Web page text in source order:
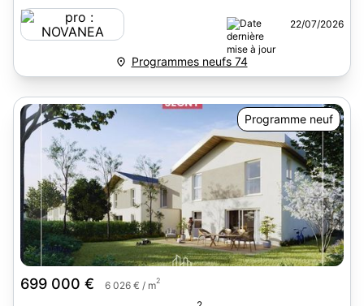
22/07/2026
Programmes neufs 74
Programme neuf
699 000 € 6 026 € / m2